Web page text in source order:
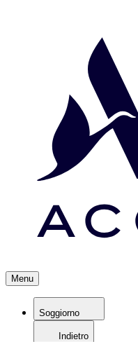
Menu
Soggiorno
Indietro